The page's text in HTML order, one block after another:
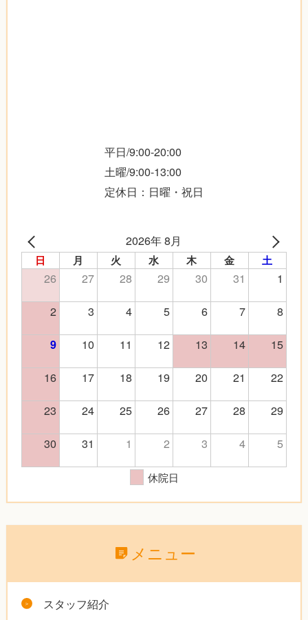
平日/9:00-20:00
土曜/9:00-13:00
定休日：日曜・祝日
2026年 8月
日 月 火 水 木 金 土
26 27 28 29 30 31
1
2
3 4 5 6 7 8
9 10 11 12 13 14
15
16
17 18 19 20 21
22
23
24 25 26 27 28
29
30
31 1 2 3 4 5
休院日
メニュー
スタッフ紹介